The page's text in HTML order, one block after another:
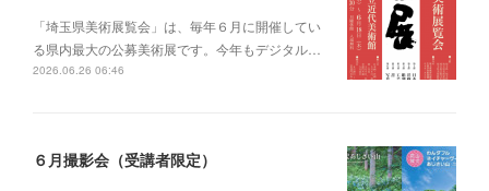
「埼玉県美術展覧会」は、毎年６月に開催してい
る県内最大の公募美術展です。今年もデジタル…
2026.06.26 06:46
６月撮影会（受講者限定）